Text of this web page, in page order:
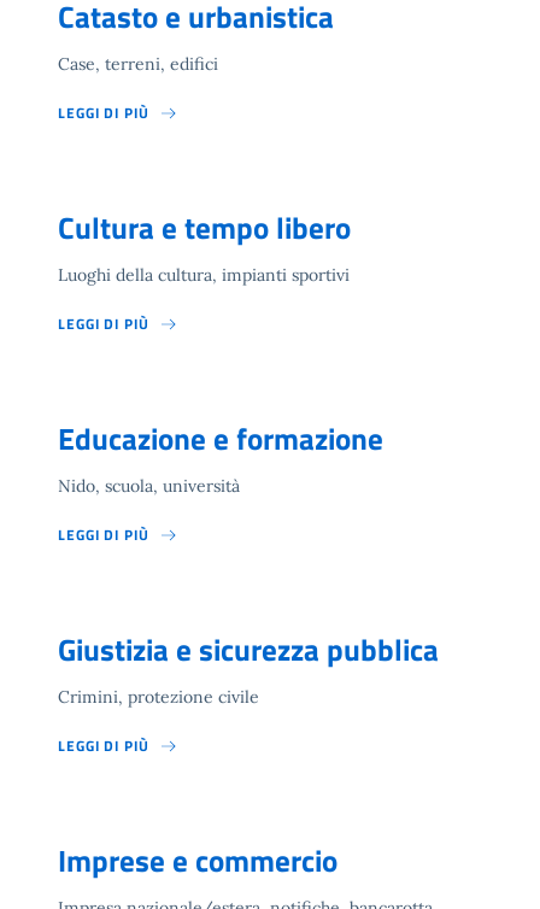
Catasto e urbanistica
Case, terreni, edifici
LEGGI DI PIÙ
Cultura e tempo libero
Luoghi della cultura, impianti sportivi
LEGGI DI PIÙ
Educazione e formazione
Nido, scuola, università
LEGGI DI PIÙ
Giustizia e sicurezza pubblica
Crimini, protezione civile
LEGGI DI PIÙ
Imprese e commercio